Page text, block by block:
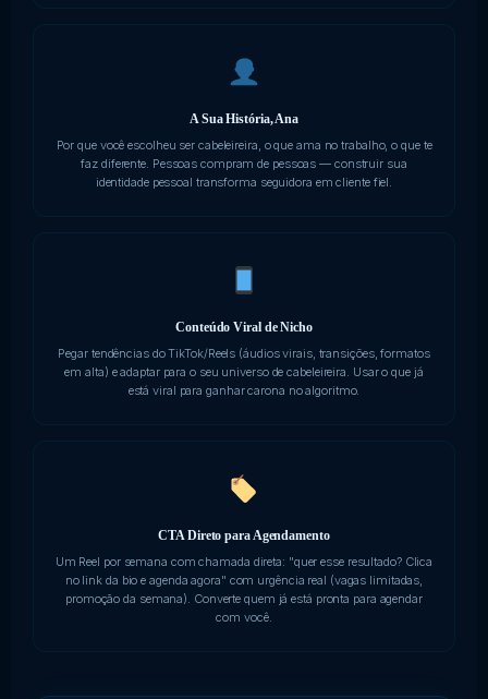
A Sua História, Ana
Por que você escolheu ser cabeleireira, o que ama no trabalho, o que te
faz diferente. Pessoas compram de pessoas — construir sua
identidade pessoal transforma seguidora em cliente fiel.
Conteúdo Viral de Nicho
Pegar tendências do TikTok/Reels (áudios virais, transições, formatos
em alta) e adaptar para o seu universo de cabeleireira. Usar o que já
está viral para ganhar carona no algoritmo.
CTA Direto para Agendamento
Um Reel por semana com chamada direta: "quer esse resultado? Clica
no link da bio e agenda agora" com urgência real (vagas limitadas,
promoção da semana). Converte quem já está pronta para agendar
com você.